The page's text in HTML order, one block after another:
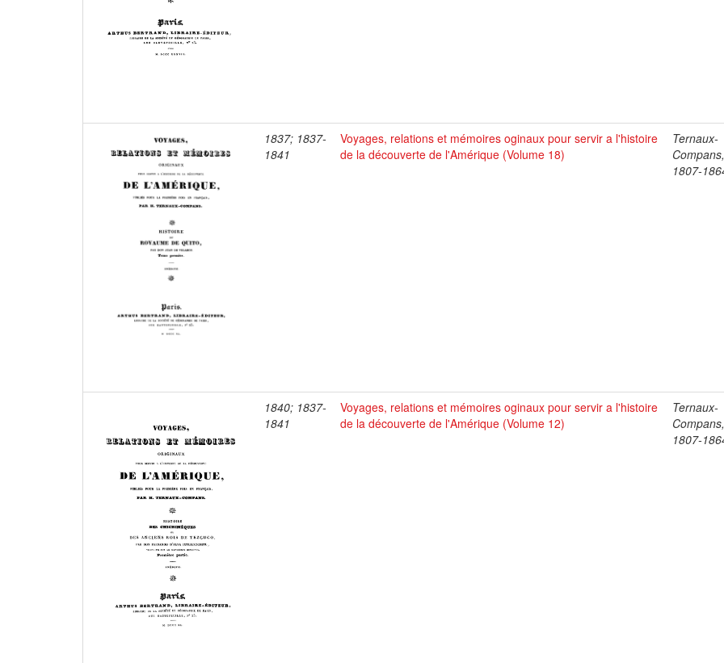
1837; 1837-
1841
Voyages, relations et mémoires oginaux pour servir a l'histoire
de la découverte de l'Amérique (Volume 18)
Ternaux-
1807-
1840; 1837-
1841
Voyages, relations et mémoires oginaux pour servir a l'histoire
de la découverte de l'Amérique (Volume 12)
Ternaux-
1807-